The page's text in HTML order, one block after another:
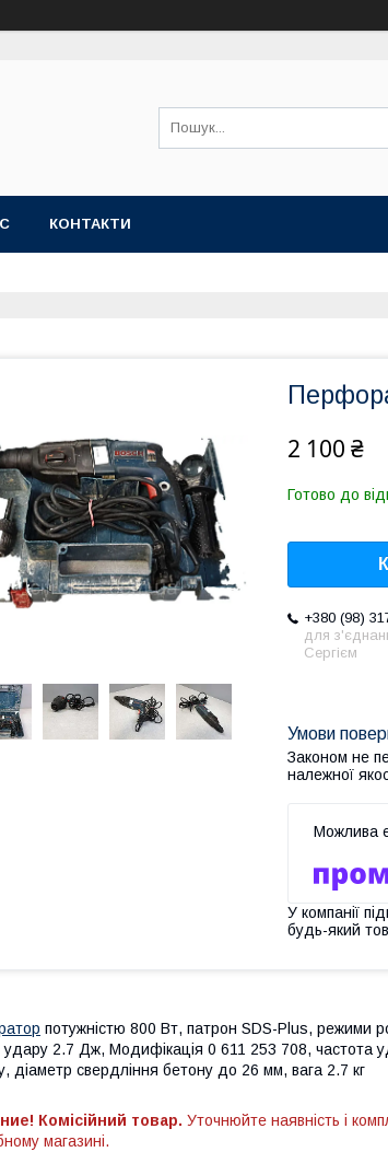
КОНТАКТИ
2 100 ₴
Готово до
+380 (98)
для
Сергієм
Законом не
належної
У компанії
будь-який
потужністю 800 Вт, патрон SDS-Plus, режими
удару 2.7 Дж, Модифікація 0 611 253 708, частота
діаметр свердління бетону до 26 мм, вага 2.7 кг
Комісійний товар. Уточнюйте наявність і
магазині.